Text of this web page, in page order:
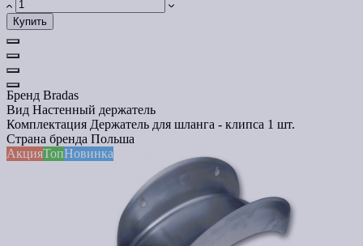
Купить
Бренд Bradas
Вид Настенный держатель
Комплектация Держатель для шланга - клипса 1 шт.
Страна бренда Польша
АкцияТопНовинка